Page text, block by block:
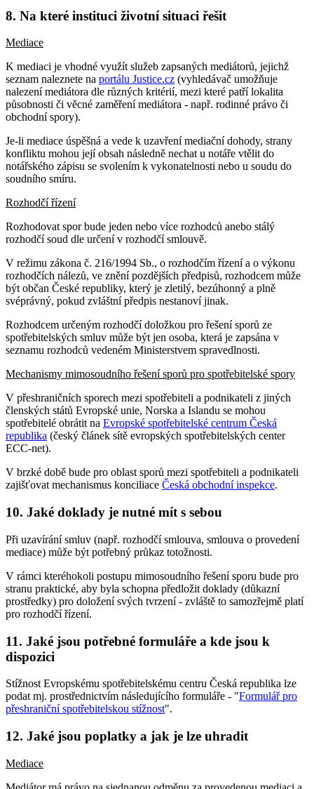
8. Na které instituci životní situaci řešit
Mediace
K mediaci je vhodné využít služeb zapsaných mediátorů, jejichž
seznam naleznete na portálu Justice.cz (vyhledávač umožňuje
nalezení mediátora dle různých kritérií, mezi které patří lokalita
působnosti či věcné zaměření mediátora - např. rodinné právo či
obchodní spory).
Je-li mediace úspěšná a vede k uzavření mediační dohody, strany
konfliktu mohou její obsah následně nechat u notáře vtělit do
notářského zápisu se svolením k vykonatelnosti nebo u soudu do
soudního smíru.
Rozhodčí řízení
Rozhodovat spor bude jeden nebo více rozhodců anebo stálý
rozhodčí soud dle určení v rozhodčí smlouvě.
V režimu zákona č. 216/1994 Sb., o rozhodčím řízení a o výkonu
rozhodčích nálezů, ve znění pozdějších předpisů, rozhodcem může
být občan České republiky, který je zletilý, bezúhonný a plně
svéprávný, pokud zvláštní předpis nestanoví jinak.
Rozhodcem určeným rozhodčí doložkou pro řešení sporů ze
spotřebitelských smluv může být jen osoba, která je zapsána v
seznamu rozhodců vedeném Ministerstvem spravedlnosti.
Mechanismy mimosoudního řešení sporů pro spotřebitelské spory
V přeshraničních sporech mezi spotřebiteli a podnikateli z jiných
členských států Evropské unie, Norska a Islandu se mohou
spotřebitelé obrátit na Evropské spotřebitelské centrum Česká
republika (český článek sítě evropských spotřebitelských center
ECC-net).
V brzké době bude pro oblast sporů mezi spotřebiteli a podnikateli
zajišťovat mechanismus konciliace Česká obchodní inspekce.
10. Jaké doklady je nutné mít s sebou
Při uzavírání smluv (např. rozhodčí smlouva, smlouva o provedení
mediace) může být potřebný průkaz totožnosti.
V rámci kteréhokoli postupu mimosoudního řešení sporu bude pro
stranu praktické, aby byla schopna předložit doklady (důkazní
prostředky) pro doložení svých tvrzení - zvláště to samozřejmě platí
pro rozhodčí řízení.
11. Jaké jsou potřebné formuláře a kde jsou k
dispozici
Stížnost Evropskému spotřebitelskému centru Česká republika lze
podat mj. prostřednictvím následujícího formuláře - "Formulář pro
přeshraniční spotřebitelskou stížnost".
12. Jaké jsou poplatky a jak je lze uhradit
Mediace